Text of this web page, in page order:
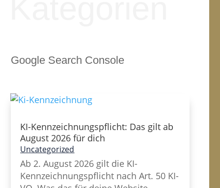
Google Search Console
KI-Kennzeichnungspflicht: Das gilt ab
August 2026 für dich
Uncategorized
Ab 2. August 2026 gilt die KI-
Kennzeichnungspflicht nach Art. 50 KI-